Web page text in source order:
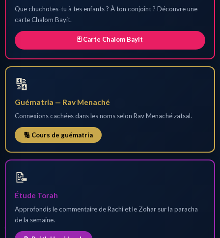
Que chuchotes-tu à tes enfants ? À ton conjoint ? Découvre une
carte Chalom Bayit.
🃏 Carte Chalom Bayit
🔢
Guématria — Rav Menaché
Connexions cachées dans les noms selon Rav Menaché zatsal.
🔢 Cours de guématria
📝
Étude Torah
Approfondis le commentaire de Rachi et le Zohar sur la paracha
de la semaine.